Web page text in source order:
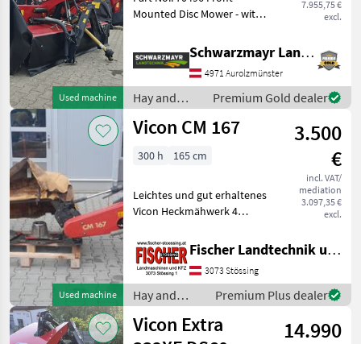
Used machine
7.955,75 €
excl.
Mounted Disc Mower - with
with 8 mowing discs - with
quick-change blade system
- with towed mounting
frame - with i
Schwarzmayr Landtechnik GmbH - Aurolzmünster
4971 Aurolzmünster
Hay and
forage
equipment /
Premium Gold dealer
Used machine
Vicon CM 167
3.500
€
incl. VAT/
mediation
3.097,35 €
excl.
300 h 165 cm
Leichtes und gut erhaltenes
Vicon Heckmähwerk 4
Mähscheibe
Keilriemenantrieb
Gelenkwelle Kommen sie
vorbei, das Team der Firma
F
Fischer Landtechnik und Kfz KG
3073 Stössing
Hay and
forage
equipment /
Premium Plus dealer
Vicon Extra
14.990